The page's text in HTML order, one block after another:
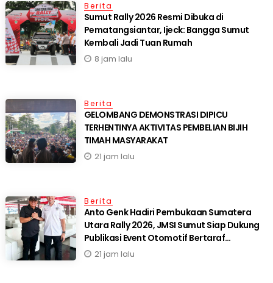
Berita
Sumut Rally 2026 Resmi Dibuka di
Pematangsiantar, Ijeck: Bangga Sumut
Kembali Jadi Tuan Rumah
8 jam lalu
Berita
GELOMBANG DEMONSTRASI DIPICU
TERHENTINYA AKTIVITAS PEMBELIAN BIJIH
TIMAH MASYARAKAT
21 jam lalu
Berita
Anto Genk Hadiri Pembukaan Sumatera
Utara Rally 2026, JMSI Sumut Siap Dukung
Publikasi Event Otomotif Bertaraf
Internasional*
21 jam lalu